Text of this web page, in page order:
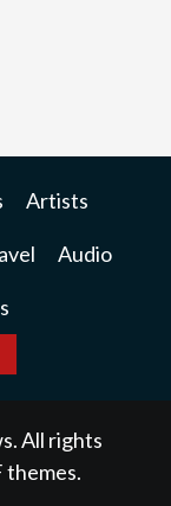
Artists
Audio
All rights
themes.